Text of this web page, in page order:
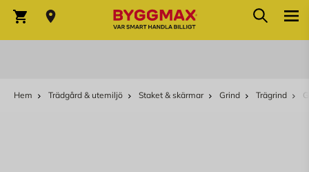
Varukorg Sök
Hem Trädgård & utemiljö Staket & skärmar Grind Trägrind